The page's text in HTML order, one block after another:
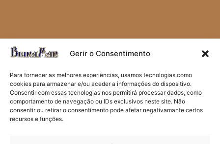
Gerir o Consentimento
Para fornecer as melhores experiências, usamos tecnologias como
cookies para armazenar e/ou aceder a informações do dispositivo.
Consentir com essas tecnologias nos permitirá processar dados, como
comportamento de navegação ou IDs exclusivos neste site. Não
consentir ou retirar o consentimento pode afetar negativamante certos
recursos e funções.
Contactos